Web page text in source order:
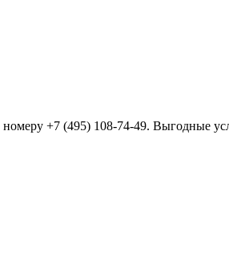
номеру +7 (495) 108-74-49. Выгодные